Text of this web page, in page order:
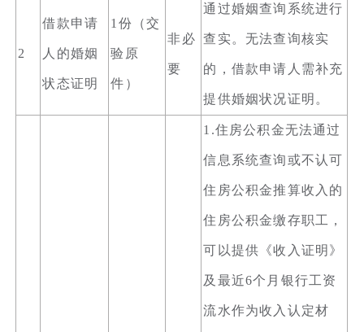
2
借款申请
人的婚姻
状态证明
1份（交
验原
件）
非必
要
通过婚姻查询系统进行
查实。无法查询核实
的，借款申请人需补充
提供婚姻状况证明。
1.住房公积金无法通过
信息系统查询或不认可
住房公积金推算收入的
住房公积金缴存职工，
可以提供《收入证明》
及最近6个月银行工资
流水作为收入认定材